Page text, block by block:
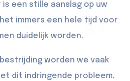
een stille aanslag op uw
immers een hele tijd voor
duidelijk worden.
worden we vaak
dit indringende probleem,